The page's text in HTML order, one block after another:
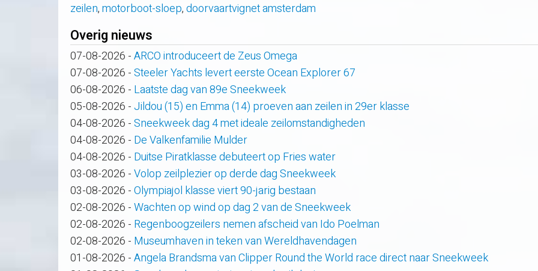
zeilen,motorboot-sloep,doorvaartvignet amsterdam
Overig nieuws
07-08-2026 -ARCO introduceert de Zeus Omega
07-08-2026 -Steeler Yachts levert eerste Ocean Explorer 67
06-08-2026 - Laatste dag van 89e Sneekweek
05-08-2026 -Jildou (15) en Emma (14) proeven aan zeilen in 29er klasse
04-08-2026 -Sneekweek dag 4 met ideale zeilomstandigheden
04-08-2026 - De Valkenfamilie Mulder
04-08-2026 - Duitse Piratklasse debuteert op Fries water
03-08-2026 -Volop zeilplezier op derde dag Sneekweek
03-08-2026 -Olympiajol klasse viert 90-jarig bestaan
02-08-2026 -Wachten op wind op dag 2 van de Sneekweek
02-08-2026 - Regenboogzeilers nemen afscheid van Ido Poelman
02-08-2026 - Museumhaven in teken van Wereldhavendagen
01-08-2026 -Angela Brandsma van Clipper Round the World race direct naar Sneekweek